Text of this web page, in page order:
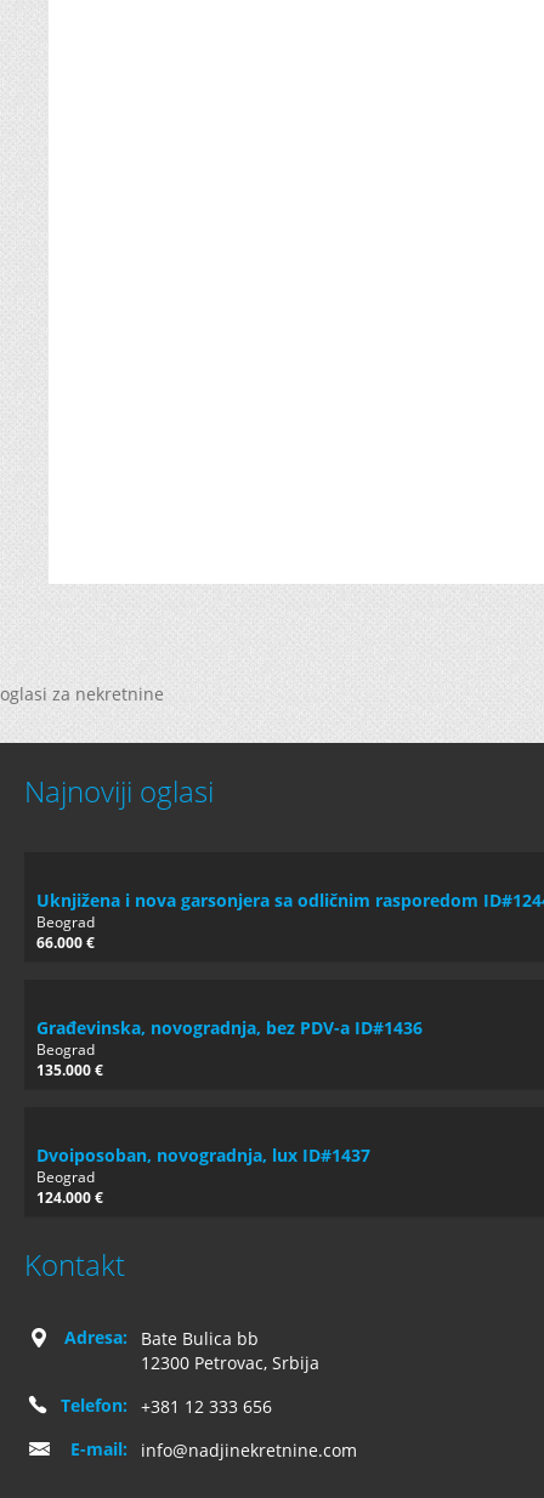
oglasi za nekretnine
Najnoviji oglasi
Uknjižena i nova garsonjera sa odličnim rasporedom
Beograd
66.000 €
Građevinska, novogradnja, bez PDV-a ID#1436
Beograd
135.000 €
Dvoiposoban, novogradnja, lux ID#1437
Beograd
124.000 €
Kontakt
Adresa:
Bate Bulica bb
12300 Petrovac, Srbija
Telefon:
+381 12 333 656
E-mail:
info@nadjinekretnine.com